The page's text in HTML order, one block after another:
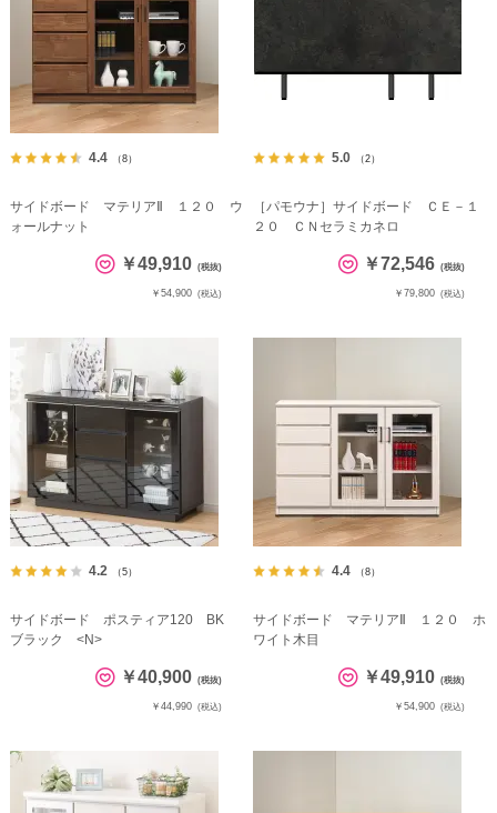
4.4 （8）
サイドボード マテリアⅡ １２０ ウ
ォールナット
￥49,910 (税抜)
￥54,900 (税込)
5.0 （2）
［パモウナ］サイドボード ＣＥ－１
２０ ＣＮセラミカネロ
￥72,546 (税抜)
￥79,800 (税込)
4.2 （5）
サイドボード ポスティア120 BK
ブラック <N>
￥40,900 (税抜)
￥44,990 (税込)
4.4 （8）
サイドボード マテリアⅡ １２０ ホ
ワイト木目
￥49,910 (税抜)
￥54,900 (税込)